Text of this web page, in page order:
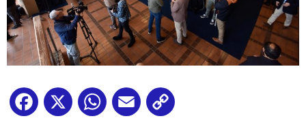
Facebook
X WhatsApp
Email